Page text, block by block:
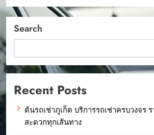
Search
Recent Posts
ต้นรถเช่าภูเก็ต บริการรถเช่าครบวงจร
สะดวกทุกเส้นทาง